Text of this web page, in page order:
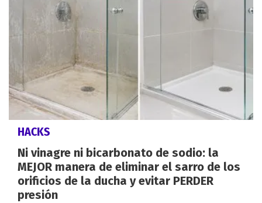
HACKS
Ni vinagre ni bicarbonato de sodio: la
MEJOR manera de eliminar el sarro de los
orificios de la ducha y evitar PERDER
presión